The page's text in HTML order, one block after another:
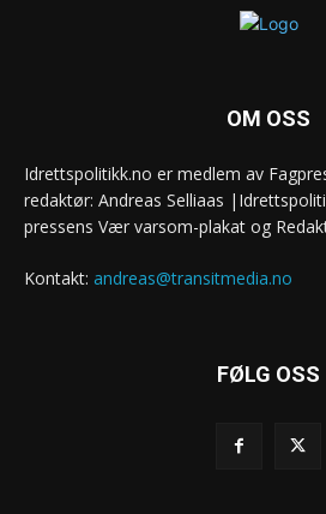
OM OSS
Idrettspolitikk.no er medlem av
redaktør: Andreas Selliaas
pressens Vær varsom-plakat og
Kontakt: andreas@transitmedia.no
FØLG OSS